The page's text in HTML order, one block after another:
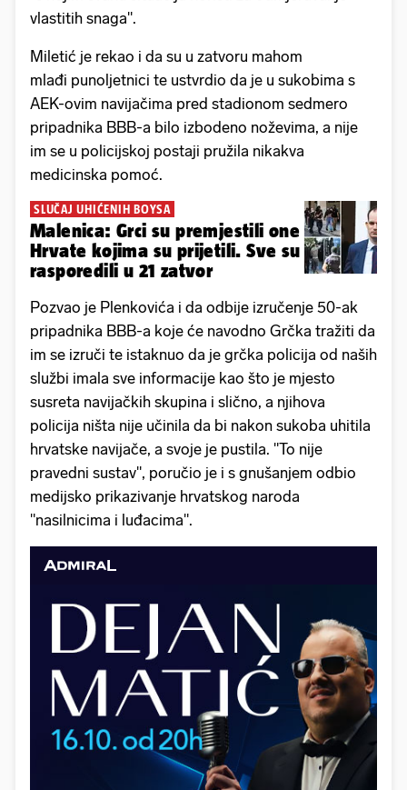
vlastitih snaga".
Miletić je rekao i da su u zatvoru mahom
mlađi punoljetnici te ustvrdio da je u sukobima s
AEK-ovim navijačima pred stadionom sedmero
pripadnika BBB-a bilo izbodeno noževima, a nije
im se u policijskoj postaji pružila nikakva
medicinska pomoć.
SLUČAJ UHIĆENIH BOYSA
Malenica: Grci su premjestili one
Hrvate kojima su prijetili. Sve su
rasporedili u 21 zatvor
Pozvao je Plenkovića i da odbije izručenje 50-ak
pripadnika BBB-a koje će navodno Grčka tražiti da
im se izruči te istaknuo da je grčka policija od naših
službi imala sve informacije kao što je mjesto
susreta navijačkih skupina i slično, a njihova
policija ništa nije učinila da bi nakon sukoba uhitila
hrvatske navijače, a svoje je pustila. "To nije
pravedni sustav", poručio je i s gnušanjem odbio
medijsko prikazivanje hrvatskog naroda
"nasilnicima i luđacima".